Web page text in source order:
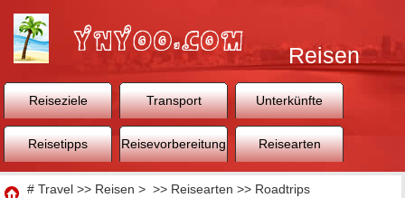
Reisen
Reiseziele Transport Unterkünfte
Reisetipps Reisevorbereitung Reisearten
Reisen
# Travel >> Reisen > >> Reisearten >> Roadtrips